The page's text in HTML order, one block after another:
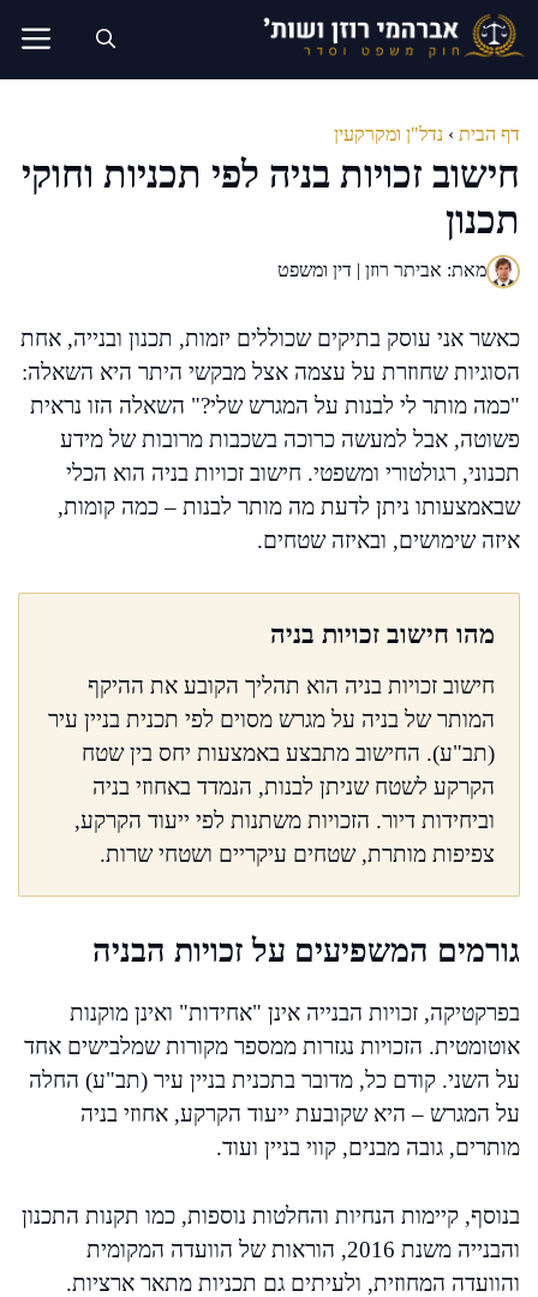
לדלג
לתוכן
דף הבית › נדל"ן ומקרקעין
חישוב זכויות בניה לפי תכניות וחוקי
תכנון
מאת: אביתר רוזן | דין ומשפט
כאשר אני עוסק בתיקים שכוללים יזמות, תכנון ובנייה, אחת
הסוגיות שחוזרת על עצמה אצל מבקשי היתר היא השאלה:
"כמה מותר לי לבנות על המגרש שלי?" השאלה הזו נראית
פשוטה, אבל למעשה כרוכה בשכבות מרובות של מידע
תכנוני, רגולטורי ומשפטי. חישוב זכויות בניה הוא הכלי
שבאמצעותו ניתן לדעת מה מותר לבנות – כמה קומות,
איזה שימושים, ובאיזה שטחים.
מהו חישוב זכויות בניה
חישוב זכויות בניה הוא תהליך הקובע את ההיקף
המותר של בניה על מגרש מסוים לפי תכנית בניין עיר
(תב"ע). החישוב מתבצע באמצעות יחס בין שטח
הקרקע לשטח שניתן לבנות, הנמדד באחוזי בניה
וביחידות דיור. הזכויות משתנות לפי ייעוד הקרקע,
צפיפות מותרת, שטחים עיקריים ושטחי שרות.
גורמים המשפיעים על זכויות הבניה
בפרקטיקה, זכויות הבנייה אינן "אחידות" ואינן מוקנות
אוטומטית. הזכויות נגזרות ממספר מקורות שמלבישים אחד
על השני. קודם כל, מדובר בתכנית בניין עיר (תב"ע) החלה
על המגרש – היא שקובעת ייעוד הקרקע, אחוזי בניה
מותרים, גובה מבנים, קווי בניין ועוד.
בנוסף, קיימות הנחיות והחלטות נוספות, כמו תקנות התכנון
והבנייה משנת 2016, הוראות של הוועדה המקומית
והוועדה המחוזית, ולעיתים גם תכניות מתאר ארציות.